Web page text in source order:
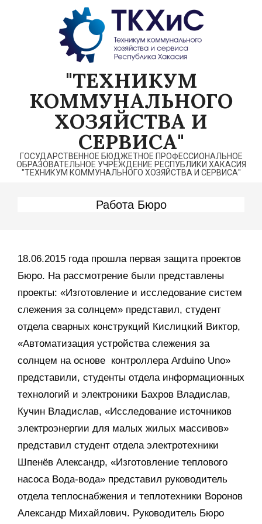
"ТЕХНИКУМ
КОММУНАЛЬНОГО
ХОЗЯЙСТВА И
СЕРВИСА"
ГОСУДАРСТВЕННОЕ БЮДЖЕТНОЕ ПРОФЕССИОНАЛЬНОЕ
ОБРАЗОВАТЕЛЬНОЕ УЧРЕЖДЕНИЕ РЕСПУБЛИКИ ХАКАСИЯ
"ТЕХНИКУМ КОММУНАЛЬНОГО ХОЗЯЙСТВА И СЕРВИСА"
Работа Бюро
18.06.2015 года прошла первая защита проектов
Бюро. На рассмотрение были представлены
проекты: «Изготовление и исследование систем
слежения за солнцем» представил, студент
отдела сварных конструкций Кислицкий Виктор,
«Автоматизация устройства слежения за
солнцем на основе контроллера Arduino Uno»
представили, студенты отдела информационных
технологий и электроники Бахров Владислав,
Кучин Владислав, «Исследование источников
электроэнергии для малых жилых массивов»
представил студент отдела электротехники
Шпенёв Александр, «Изготовление теплового
насоса Вода-вода» представил руководитель
отдела теплоснабжения и теплотехники Воронов
Александр Михайлович. Руководитель Бюро